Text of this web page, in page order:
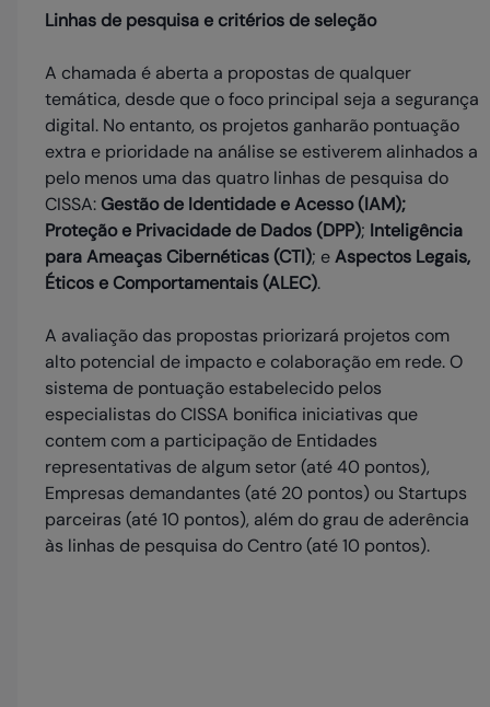
Linhas de pesquisa e critérios de seleção
A chamada é aberta a propostas de qualquer
temática, desde que o foco principal seja a segurança
digital. No entanto, os projetos ganharão pontuação
extra e prioridade na análise se estiverem alinhados a
pelo menos uma das quatro linhas de pesquisa do
CISSA: Gestão de Identidade e Acesso (IAM);
Proteção e Privacidade de Dados (DPP); Inteligência
para Ameaças Cibernéticas (CTI); eAspectos Legais,
Éticos e Comportamentais (ALEC).
A avaliação das propostas priorizará projetos com
alto potencial de impacto e colaboração em rede. O
sistema de pontuação estabelecido pelos
especialistas do CISSA bonifica iniciativas que
contem com a participação de Entidades
representativas de algum setor (até 40 pontos),
Empresas demandantes (até 20 pontos) ou Startups
parceiras (até 10 pontos), além do grau de aderência
às linhas de pesquisa do Centro (até 10 pontos).